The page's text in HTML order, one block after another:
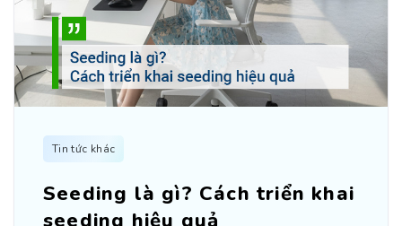
Tin tức khác
Seeding là gì? Cách triển khai
seeding hiệu quả